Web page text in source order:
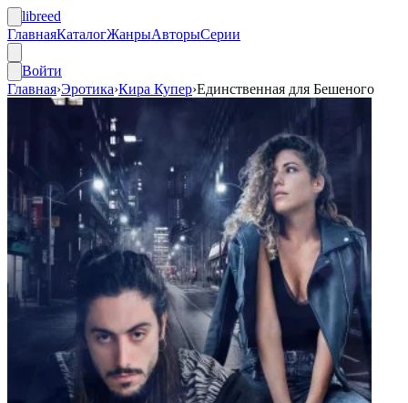
libreed
ГлавнаяКаталогЖанрыАвторыСерии
Войти
Главная›Эротика›Кира Купер›Единственная для Бешеного